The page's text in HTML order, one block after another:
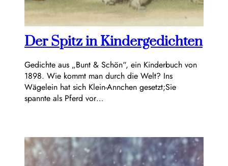
Der Spitz in Kindergedichten
Gedichte aus „Bunt & Schön“, ein Kinderbuch von
1898. Wie kommt man durch die Welt? Ins
Wägelein hat sich Klein-Annchen gesetzt;Sie
spannte als Pferd vor…